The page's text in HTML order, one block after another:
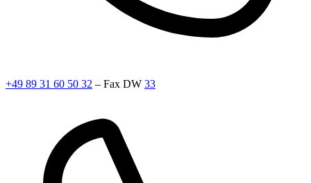
+49 89 31 60 50 32 – Fax DW 33